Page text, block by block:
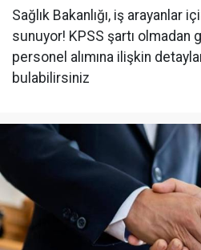
Sağlık Bakanlığı, iş arayanlar
sunuyor! KPSS şartı
personel alımına ilişkin
bulabilirsiniz